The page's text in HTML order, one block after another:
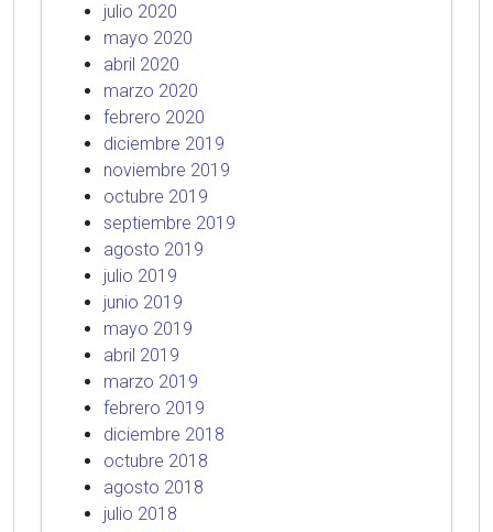
julio 2020
mayo 2020
abril 2020
marzo 2020
febrero 2020
diciembre 2019
noviembre 2019
octubre 2019
septiembre 2019
agosto 2019
julio 2019
junio 2019
mayo 2019
abril 2019
marzo 2019
febrero 2019
diciembre 2018
octubre 2018
agosto 2018
julio 2018